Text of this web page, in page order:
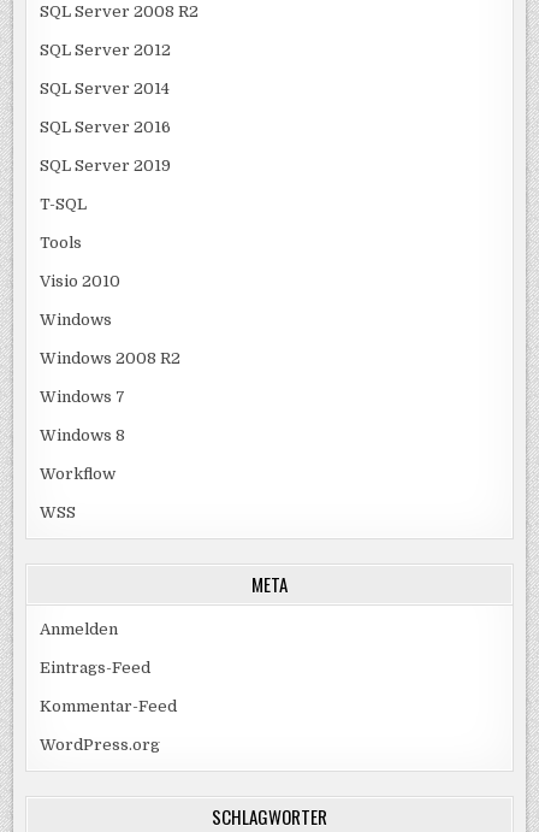
SQL Server 2008 R2
SQL Server 2012
SQL Server 2014
SQL Server 2016
SQL Server 2019
T-SQL
Tools
Visio 2010
Windows
Windows 2008 R2
Windows 7
Windows 8
Workflow
WSS
META
Anmelden
Eintrags-Feed
Kommentar-Feed
WordPress.org
SCHLAGWÖRTER